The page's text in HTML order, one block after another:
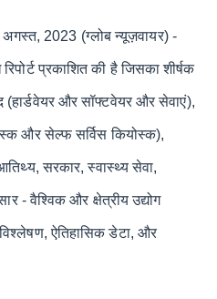
अगस्त, 2023 (ग्लोब न्यूज़वायर) -
प्रकाशित की है जिसका शीर्षक
(हार्डवेयर और सॉफ्टवेयर और सेवाएं),
और सेल्फ सर्विस कियोस्क),
सरकार, स्वास्थ्य सेवा,
- वैश्विक और क्षेत्रीय उद्योग
ऐतिहासिक डेटा, और